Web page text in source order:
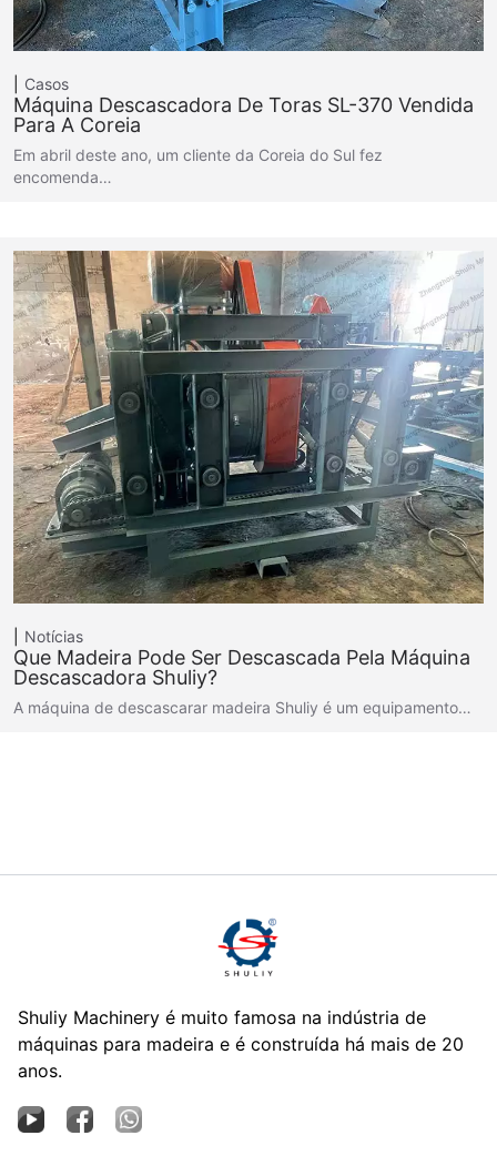
Casos
Máquina Descascadora De Toras SL-370 Vendida
Para A Coreia
Em abril deste ano, um cliente da Coreia do Sul fez
encomenda…
Notícias
Que Madeira Pode Ser Descascada Pela Máquina
Descascadora Shuliy?
A máquina de descascarar madeira Shuliy é um equipamento…
Shuliy Machinery é muito famosa na indústria de
máquinas para madeira e é construída há mais de 20
anos.